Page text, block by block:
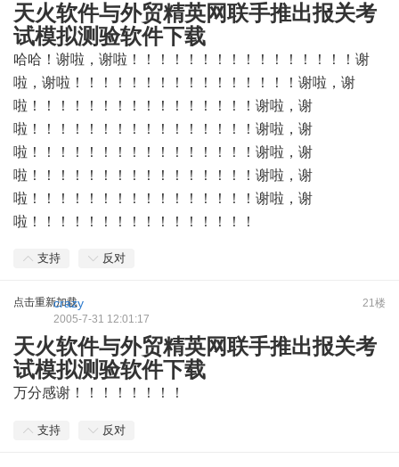
天火软件与外贸精英网联手推出报关考
试模拟测验软件下载
哈哈！谢啦，谢啦！！！！！！！！！！！！！！！！谢
啦，谢啦！！！！！！！！！！！！！！！！谢啦，谢
啦！！！！！！！！！！！！！！！！谢啦，谢
啦！！！！！！！！！！！！！！！！谢啦，谢
啦！！！！！！！！！！！！！！！！谢啦，谢
啦！！！！！！！！！！！！！！！！谢啦，谢
啦！！！！！！！！！！！！！！！！谢啦，谢
啦！！！！！！！！！！！！！！！！
支持 反对
点击重新加载 21楼
crazy
2005-7-31 12:01:17
天火软件与外贸精英网联手推出报关考
试模拟测验软件下载
万分感谢！！！！！！！！
支持 反对